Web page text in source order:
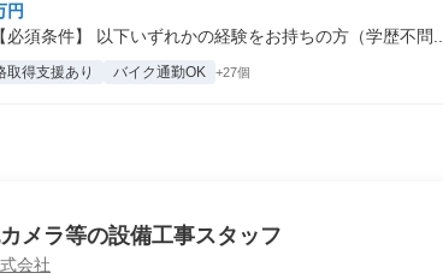
円
須条件】 以下いずれかの経験をお持ちの方（学歴不問...
取得支援あり バイク通勤OK +27個
メラ等の設備工事スタッフ
会社